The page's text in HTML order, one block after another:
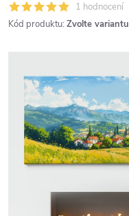
1 hodnocení
Kód produktu: Zvolte variantu